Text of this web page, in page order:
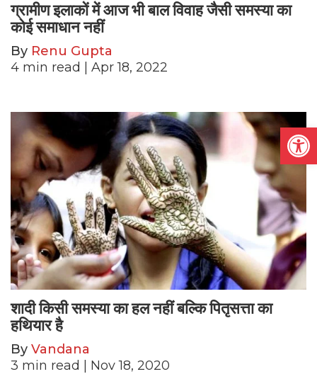
ग्रामीण इलाकों में आज भी बाल विवाह जैसी समस्या का
कोई समाधान नहीं
By Renu Gupta
4 min read | Apr 18, 2022
शादी किसी समस्या का हल नहीं बल्कि पितृसत्ता का
हथियार है
By Vandana
3 min read | Nov 18, 2020